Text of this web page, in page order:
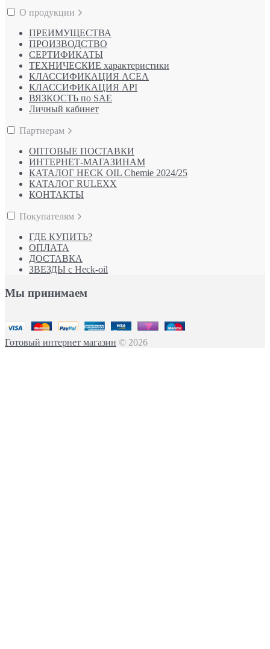
О продукции
ПРЕИМУЩЕСТВА
ПРОИЗВОДСТВО
СЕРТИФИКАТЫ
ТЕХНИЧЕСКИЕ характеристики
КЛАССИФИКАЦИЯ ACEA
КЛАССИФИКАЦИЯ API
ВЯЗКОСТЬ по SAE
Личный кабинет
Партнерам
ОПТОВЫЕ ПОСТАВКИ
ИНТЕРНЕТ-МАГАЗИНАМ
КАТАЛОГ HECK OIL Chemie 2024/25
КАТАЛОГ RULEXX
КОНТАКТЫ
Покупателям
ГДЕ КУПИТЬ?
ОПЛАТА
ДОСТАВКА
ЗВЕЗДЫ с Heck-oil
Мы принимаем
Готовый интернет магазин © 2026